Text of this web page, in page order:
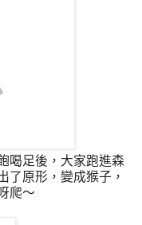
喝足後，大家跑進森
了原形，變成猴子，
爬～